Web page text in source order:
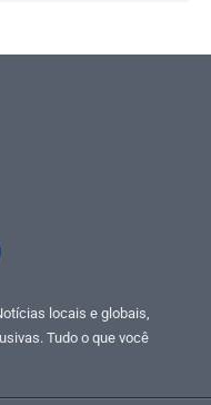
locais e globais,
Tudo o que você